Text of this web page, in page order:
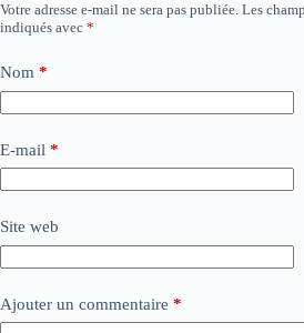
Votre adresse e-mail ne sera pas publiée. Les
indiqués avec *
Nom *
E-mail *
Site web
Ajouter un commentaire *